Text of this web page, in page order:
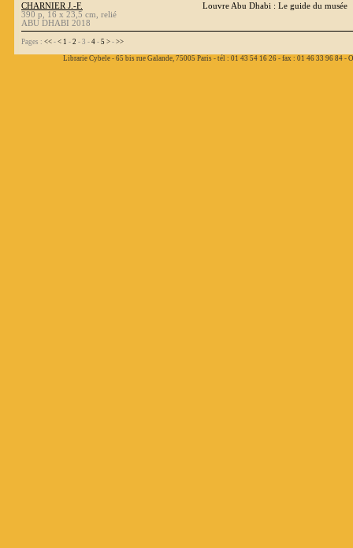
CHARNIER J.-F.
390 p, 16 x 23,5 cm, relié
ABU DHABI 2018
Louvre Abu Dhabi : Le guide du musée
Pages : << - < 1 - 2 - 3 - 4 - 5 > - >>
Librarie Cybele - 65 bis rue Galande, 75005 Paris - tél : 01 43 54 16 26 - fax : 01 46 33 96 84